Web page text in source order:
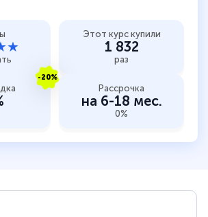
Этот курс купили
1 832
раз
-20%
Рассрочка
на 6-18 мес.
0%